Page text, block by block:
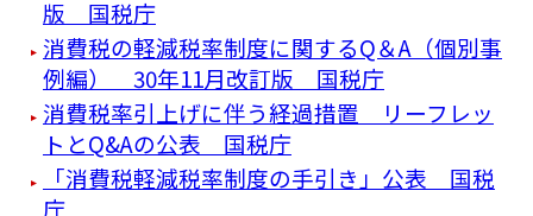
版 国税庁
消費税の軽減税率制度に関するQ＆A（個別事
例編） 30年11月改訂版 国税庁
消費税率引上げに伴う経過措置 リーフレッ
トとQ&Aの公表 国税庁
「消費税軽減税率制度の手引き」公表 国税
庁